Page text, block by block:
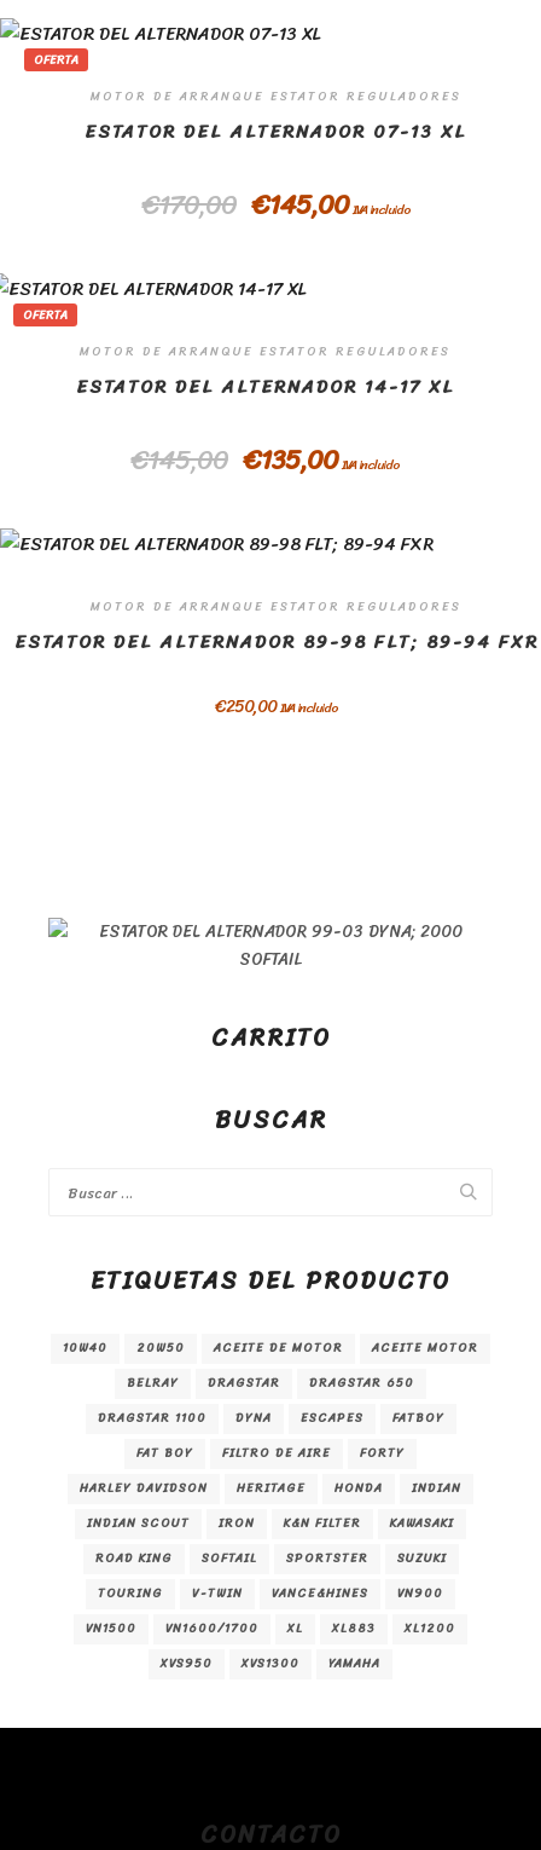
OFERTA
MOTOR DE ARRANQUE ESTATOR REGULADORES
ESTATOR DEL ALTERNADOR 07-13 XL
€170,00 €145,00IVA incluido
OFERTA
MOTOR DE ARRANQUE ESTATOR REGULADORES
ESTATOR DEL ALTERNADOR 14-17 XL
€145,00 €135,00IVA incluido
MOTOR DE ARRANQUE ESTATOR REGULADORES
ESTATOR DEL ALTERNADOR 89-98 FLT; 89-94 FXR
€250,00IVA incluido
CARRITO
BUSCAR
ETIQUETAS DEL PRODUCTO
10W40 20W50 ACEITE DE MOTOR
ACEITE MOTOR
BELRAY
DRAGSTAR
DRAGSTAR 650
DRAGSTAR 1100
DYNA ESCAPES
FATBOY
FAT BOY
FILTRO DE AIRE
FORTY
HARLEY DAVIDSON
HERITAGE HONDA
INDIAN
INDIAN SCOUT
IRON K&N FILTER
KAWASAKI
ROAD KING
SOFTAIL SPORTSTER
SUZUKI
TOURING
V-TWIN VANCE&HINES
VN900
VN1500
VN1600/1700 XL XL883
XL1200
XVS950
XVS1300 YAMAHA
CONTACTO